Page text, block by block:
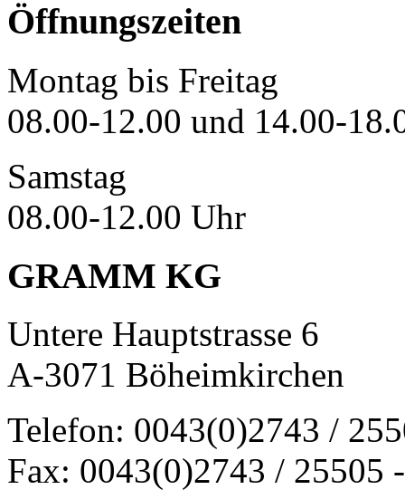
Öffnungszeiten
Montag bis Freitag
08.00-12.00 und 14.00-
Samstag
08.00-12.00 Uhr
GRAMM KG
Untere Hauptstrasse 6
A-3071 Böheimkirchen
Telefon: 0043(0)2743 /
Fax: 0043(0)2743 / 25505